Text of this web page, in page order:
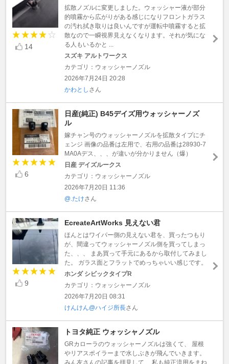
14
拡散ノズルに変更しました。ウォッシャー液が部分
的噴霧から広がりがある感じになりフロントガラス
の汚れ拭き取りは良いんですが運転中噴霧すると拡
散なので一瞬視界見えなくなります。それが気にな
る人もいるかと ...
スズキ アルトワークス
カテゴリ：ウォッシャーノズル
2026年7月24日 20:28
かわとし さん
6
日産(純正) B45デイズ用ウォッシャーノズ
ル
嫁チャン号のウォッシャーノズルを拡散タイプにチ
ェンジ 画像の品番は左用で、右用の品番は28930-7
MA0Aデス、、、が違いが分かりません（爆）
日産 デイズルークス
カテゴリ：ウォッシャーノズル
2026年7月20日 11:36
@.たけさん
9
EcreateArtWorks 見えない君
ほんとはワイパー側の見えない君を、買ったつもり
が、間違ってウォッシャーノズル側を買ってしまっ
た、、、 まあ買って手元にあるから取付してみまし
た。 ガラス面とフラットでめっちゃいい感じです。
ホンダ シビックタイプR
カテゴリ：ウォッシャーノズル
2026年7月20日 08:31
けんけん@ハイジ所長さん
トヨタ純正 ウォッシャノズル
GRカローラのウォッシャーノズルは強くて、 屋根
やリアスポイラーまで水しぶきが飛んでいきます。
みん友さんの記事を拝見して、 私も純正流用をまね